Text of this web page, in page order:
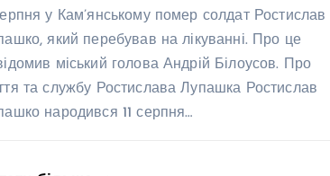
у Кам’янському помер солдат Ростислав
який перебував на лікуванні. Про це
міський голова Андрій Білоусов. Про
та службу Ростислава Лупашка Ростислав
народився 11 серпня…